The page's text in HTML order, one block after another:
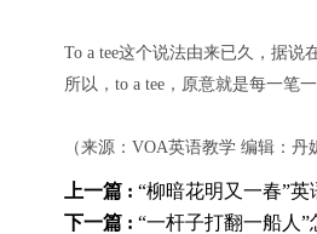
To a tee这个说法由来已久，据说
所以，to a tee，原意就是每一笔
（来源：VOA英语教学 编辑：丹
上一篇 : “柳暗花明又一春”英
下一篇 : “一杆子打翻一船人”